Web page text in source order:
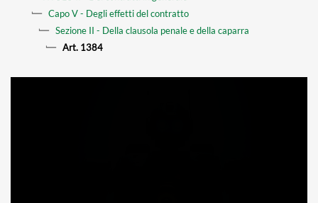
Capo V - Degli effetti del contratto
Sezione II - Della clausola penale e della caparra
Art. 1384